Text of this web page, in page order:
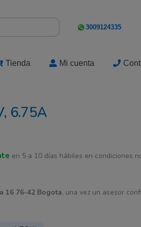
3009124335
Tienda Mi cuenta
6.75A
en 5 a 10 días hábiles en condiciones
16 76-42 Bogota, una vez un asesor
El
actual
$ 232.793.